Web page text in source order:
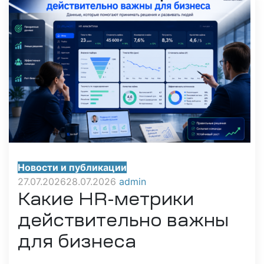
Новости и публикации
Какие HR-метрики
действительно важны
для бизнеса
27.07.202628.07.2026 admin